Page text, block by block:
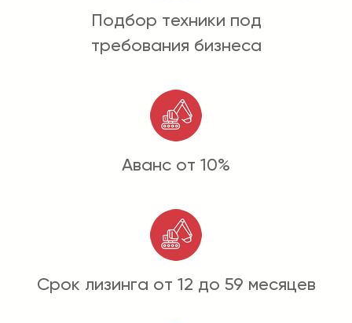
Подбор техники под
требования бизнеса
Аванс от 10%
Срок лизинга от 12 до 59 месяцев